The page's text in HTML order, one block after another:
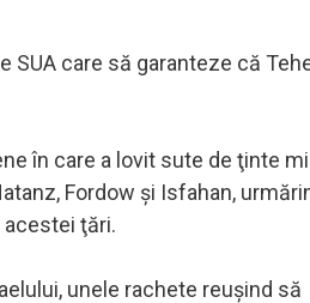
care să garanteze că
în care a lovit sute de ţinte
Fordow şi Isfahan,
acestei ţări.
unele rachete reuşind să